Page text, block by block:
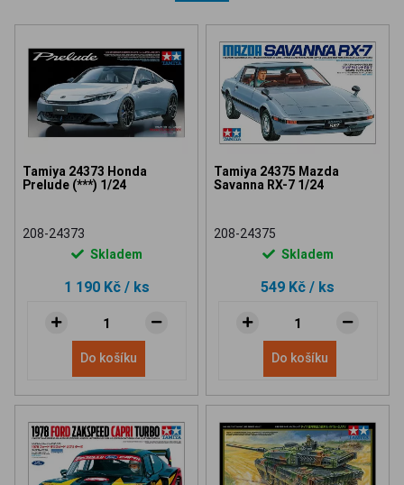
Tamiya 24373 Honda
Prelude (***) 1/24
208-24373
Skladem
1 190 Kč / ks
Do košíku
Tamiya 24375 Mazda
Savanna RX-7 1/24
208-24375
Skladem
549 Kč / ks
Do košíku